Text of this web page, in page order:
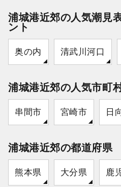
浦城港近郊の人気潮見
ント
奥の内 清武川河口
浦城港近郊の人気市町
串間市 宮崎市 日
浦城港近郊の都道府県
熊本県 大分県 鹿